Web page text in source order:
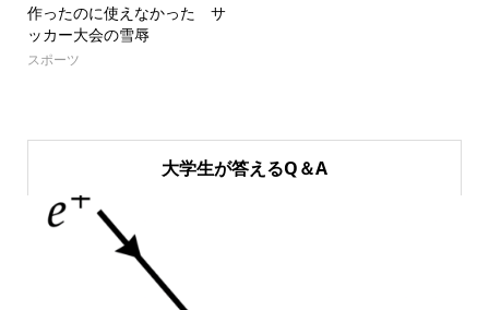
作ったのに使えなかった サ
ッカー大会の雪辱
スポーツ
大学生が答えるQ＆A